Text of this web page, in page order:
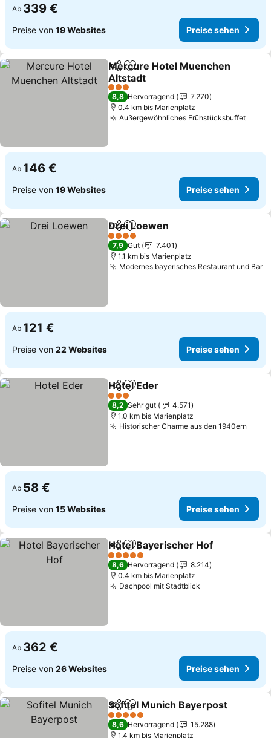
Ab 339 €
Preise von 19 Websites Preise sehen
TeilenZu Favoriten hinzufügen
Mercure Hotel Muenchen
Altstadt
3 Sterne
8,8 Hervorragend
7.270
0.4 km bis Marienplatz
Außergewöhnliches Frühstücksbuffet
Ab 146 €
Preise von 19 Websites Preise sehen
TeilenZu Favoriten hinzufügen
Drei Loewen
4 Sterne
7,9 Gut
7.401
1.1 km bis Marienplatz
Modernes bayerisches Restaurant und Bar
Ab 121 €
Preise von 22 Websites Preise sehen
TeilenZu Favoriten hinzufügen
Hotel Eder
3 Sterne
8,2 Sehr gut
4.571
1.0 km bis Marienplatz
Historischer Charme aus den 1940ern
Ab 58 €
Preise von 15 Websites Preise sehen
TeilenZu Favoriten hinzufügen
Hotel Bayerischer Hof
5 Sterne
8,6 Hervorragend
8.214
0.4 km bis Marienplatz
Dachpool mit Stadtblick
Ab 362 €
Preise von 26 Websites Preise sehen
TeilenZu Favoriten hinzufügen
Sofitel Munich Bayerpost
5 Sterne
8,6 Hervorragend
15.288
1.4 km bis Marienplatz